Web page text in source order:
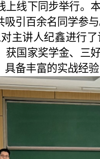
上线下同步举行。
引百余名同学参与
主讲人纪鑫进行
获国家奖学金、三
备丰富的实战经